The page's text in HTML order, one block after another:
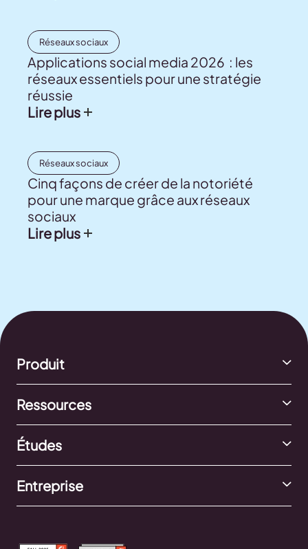
Réseaux sociaux
Applications social media 2026 : les
réseaux essentiels pour une stratégie
réussie
Lire plus
Réseaux sociaux
Cinq façons de créer de la notoriété
pour une marque grâce aux réseaux
sociaux
Lire plus
Produit
Ressources
Études
Entreprise